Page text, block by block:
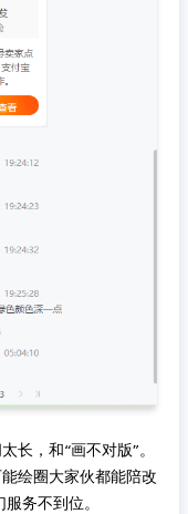
长，和“画不对版”。
绘圈大家伙都能陪改
务不到位。